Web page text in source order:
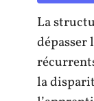
La
dépasser
la